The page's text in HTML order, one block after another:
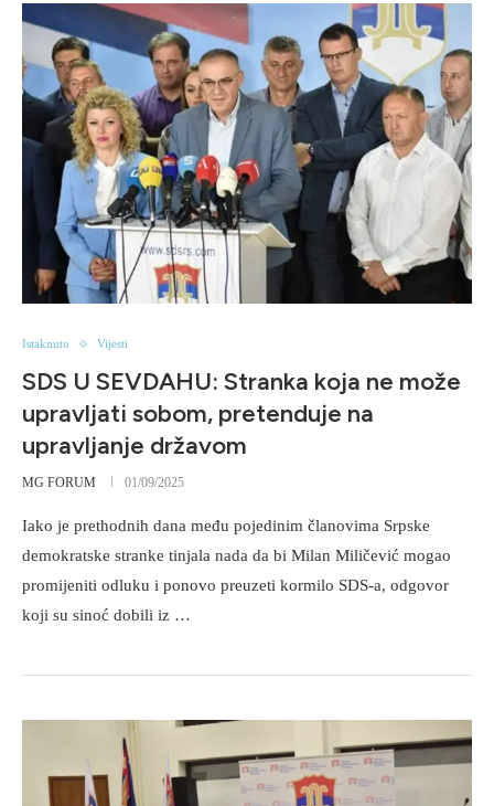
Istaknuto Vijesti
SDS U SEVDAHU: Stranka koja ne može
upravljati sobom, pretenduje na
upravljanje državom
MG FORUM 01/09/2025
Iako je prethodnih dana među pojedinim članovima Srpske
demokratske stranke tinjala nada da bi Milan Miličević mogao
promijeniti odluku i ponovo preuzeti kormilo SDS-a, odgovor
koji su sinoć dobili iz …